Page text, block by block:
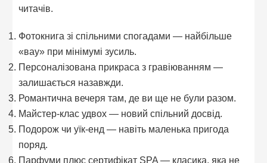
читачів.
Фотокнига зі спільними спогадами — найбільше
«вау» при мінімумі зусиль.
Персоналізована прикраса з гравіюванням —
залишається назавжди.
Романтична вечеря там, де ви ще не були разом.
Майстер-клас удвох — новий спільний досвід.
Подорож чи уїк-енд — навіть маленька пригода
поряд.
Парфуми плюс сертифікат SPA — класика, яка не